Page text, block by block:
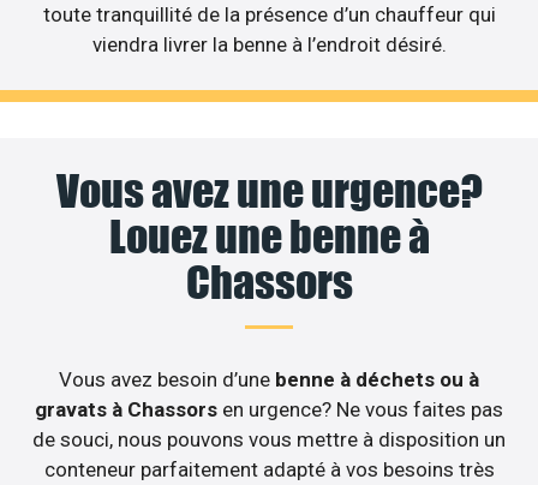
toute tranquillité de la présence d’un chauffeur qui
viendra livrer la benne à l’endroit désiré.
Vous avez une urgence?
Louez une benne à
Chassors
Vous avez besoin d’une benne à déchets ou à
gravats à Chassors en urgence? Ne vous faites pas
de souci, nous pouvons vous mettre à disposition un
conteneur parfaitement adapté à vos besoins très